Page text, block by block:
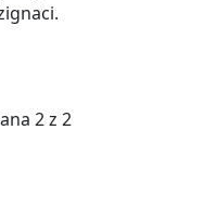
2 z 2